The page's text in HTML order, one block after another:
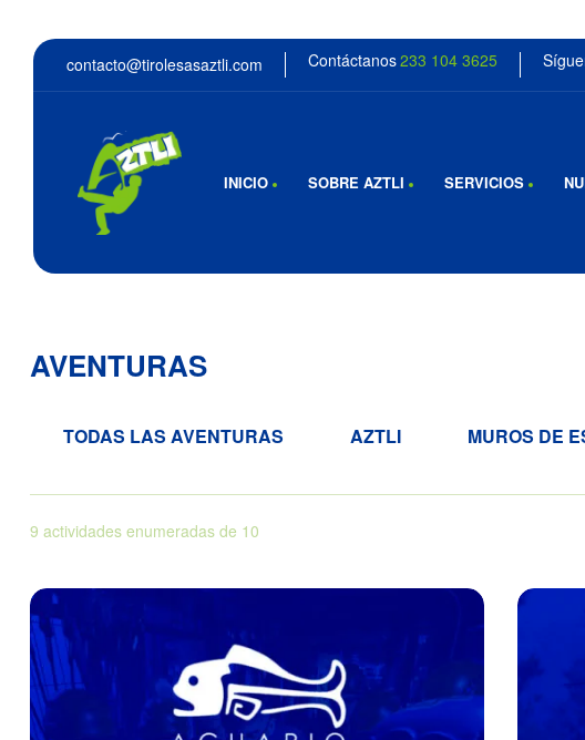
contacto@tirolesasaztli.com Contáctanos233 104 3625
INICIO SOBRE AZTLI SERVICIOS
AVENTURAS
TODAS LAS AVENTURAS AZTLI MUROS DE
9 actividades enumeradas de 10